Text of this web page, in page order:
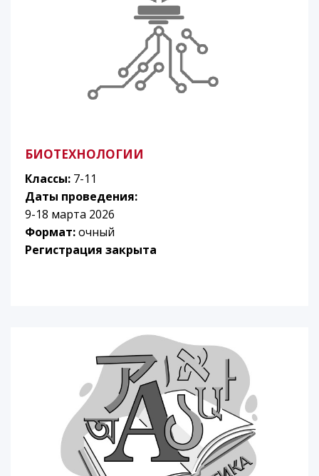
БИОТЕХНОЛОГИИ
Классы: 7-11
Даты проведения:
9-18 марта 2026
Формат:очный
Регистрация закрыта